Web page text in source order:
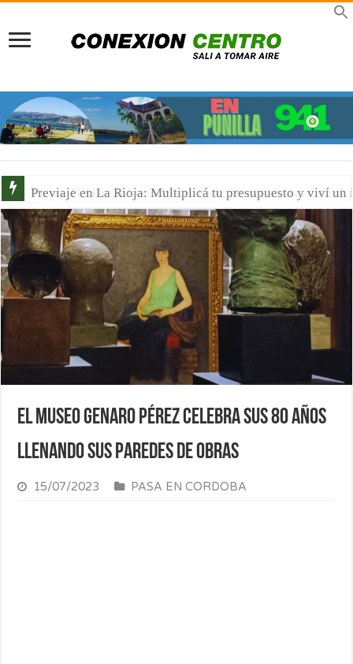
Viajes TDH en Infinito Water Park: Nueva sucursal en el
El Museo Genaro Pérez celebra sus 80 años
llenando sus paredes de obras
15/07/2023 PASA EN CORDOBA